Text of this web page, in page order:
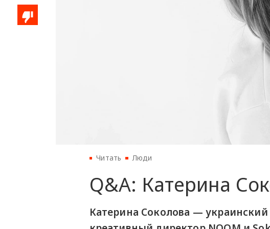
Читать Люди
Q&A: Катерина
Катерина Соколова —